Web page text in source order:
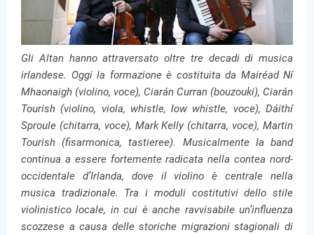
Gli Altan hanno attraversato oltre tre decadi di musica
irlandese. Oggi la formazione è costituita da Mairéad Ní
Mhaonaigh (violino, voce), Ciarán Curran (bouzouki), Ciarán
Tourish (violino, viola, whistle, low whistle, voce), Dáithí
Sproule (chitarra, voce), Mark Kelly (chitarra, voce), Martin
Tourish (fisarmonica, tastieree). Musicalmente la band
continua a essere fortemente radicata nella contea nord-
occidentale d’Irlanda, dove il violino è centrale nella
musica tradizionale. Tra i moduli costitutivi dello stile
violinistico locale, in cui è anche ravvisabile un’influenza
scozzese a causa delle storiche migrazioni stagionali di